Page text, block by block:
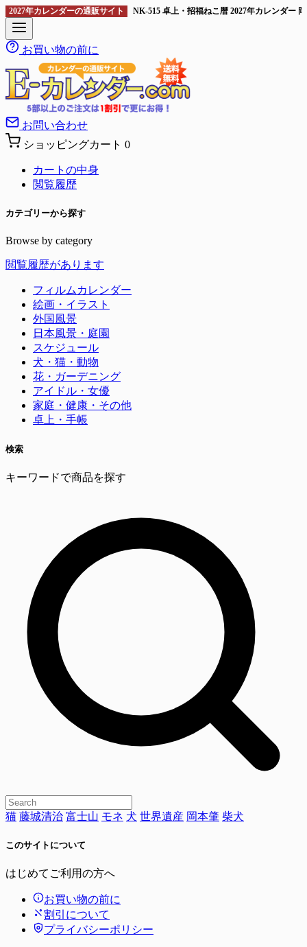
2027年カレンダーの通販サイト NK-515 卓上・招福ねこ暦 2027年カレンダー
お買い物の前に
お問い合わせ
ショッピングカート 0
カートの中身
閲覧履歴
カテゴリーから探す
Browse by category
閲覧履歴があります
フィルムカレンダー
絵画・イラスト
外国風景
日本風景・庭園
スケジュール
犬・猫・動物
花・ガーデニング
アイドル・女優
家庭・健康・その他
卓上・手帳
検索
キーワードで商品を探す
猫 藤城清治 富士山 モネ 犬 世界遺産 岡本肇 柴犬
このサイトについて
はじめてご利用の方へ
お買い物の前に
割引について
プライバシーポリシー